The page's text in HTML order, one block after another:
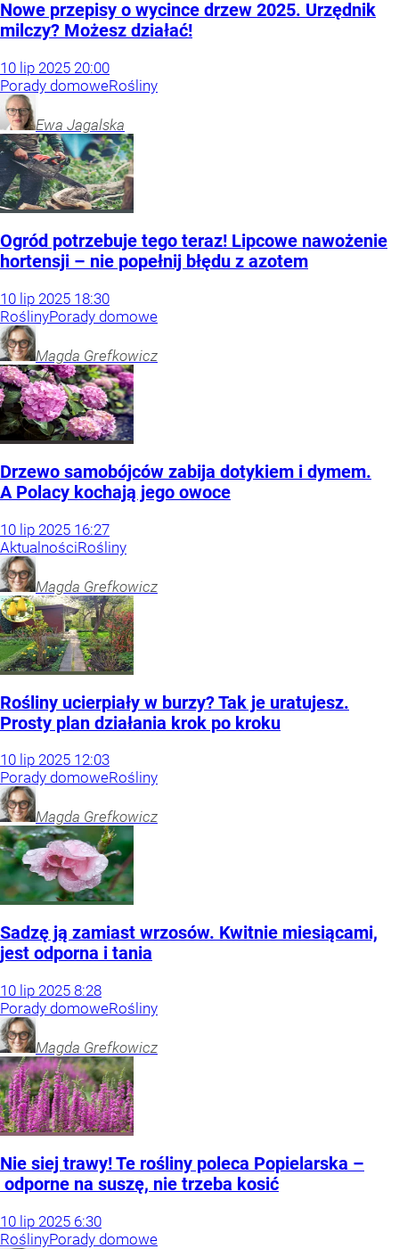
Nowe przepisy o wycince drzew 2025. Urzędnik
milczy? Możesz działać!
10 lip 2025 20:00
Porady domoweRośliny
Ewa Jagalska
Ogród potrzebuje tego teraz! Lipcowe nawożenie
hortensji – nie popełnij błędu z azotem
10 lip 2025 18:30
RoślinyPorady domowe
Magda Grefkowicz
Drzewo samobójców zabija dotykiem i dymem.
A Polacy kochają jego owoce
10 lip 2025 16:27
AktualnościRośliny
Magda Grefkowicz
Rośliny ucierpiały w burzy? Tak je uratujesz.
Prosty plan działania krok po kroku
10 lip 2025 12:03
Porady domoweRośliny
Magda Grefkowicz
Sadzę ją zamiast wrzosów. Kwitnie miesiącami,
jest odporna i tania
10 lip 2025 8:28
Porady domoweRośliny
Magda Grefkowicz
Nie siej trawy! Te rośliny poleca Popielarska –
odporne na suszę, nie trzeba kosić
10 lip 2025 6:30
RoślinyPorady domowe